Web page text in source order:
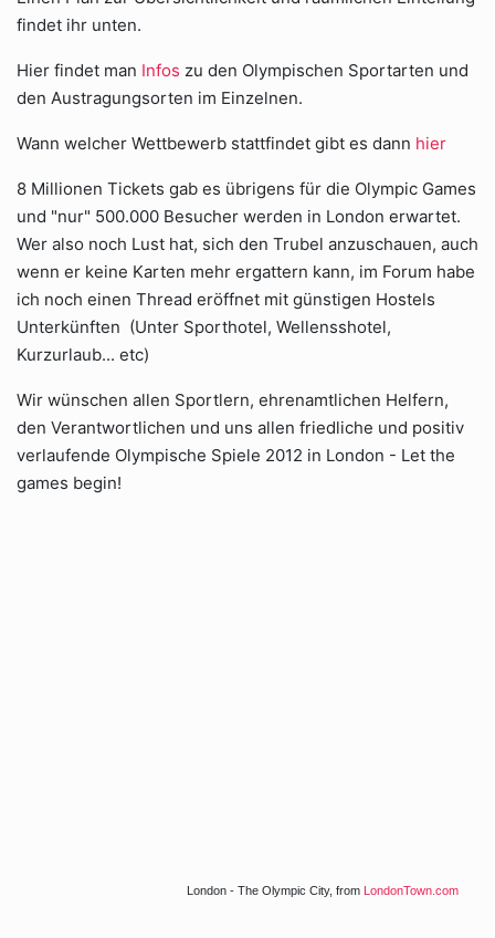
findet ihr unten.
Hier findet man Infos zu den Olympischen Sportarten und
den Austragungsorten im Einzelnen.
Wann welcher Wettbewerb stattfindet gibt es dann hier
8 Millionen Tickets gab es übrigens für die Olympic Games
und "nur" 500.000 Besucher werden in London erwartet.
Wer also noch Lust hat, sich den Trubel anzuschauen, auch
wenn er keine Karten mehr ergattern kann, im Forum habe
ich noch einen Thread eröffnet mit günstigen Hostels
Unterkünften (Unter Sporthotel, Wellensshotel,
Kurzurlaub... etc)
Wir wünschen allen Sportlern, ehrenamtlichen Helfern,
den Verantwortlichen und uns allen friedliche und positiv
verlaufende Olympische Spiele 2012 in London - Let the
games begin!
London - The Olympic City, from LondonTown.com